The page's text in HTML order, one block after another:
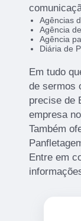
Agências
Agência
Agência
Diária de
Em tudo
de sermos
precise de
empresa
Também
Entre em